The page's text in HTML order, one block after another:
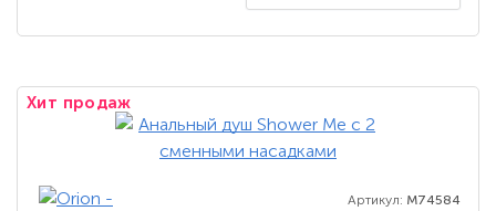
Хит продаж
Артикул: M74584